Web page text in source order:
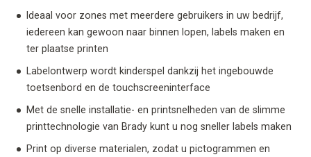
Ideaal voor zones met meerdere gebruikers in uw bedrijf,
iedereen kan gewoon naar binnen lopen, labels maken en
ter plaatse printen
Labelontwerp wordt kinderspel dankzij het ingebouwde
toetsenbord en de touchscreeninterface
Met de snelle installatie- en printsnelheden van de slimme
printtechnologie van Brady kunt u nog sneller labels maken
Print op diverse materialen, zodat u pictogrammen en